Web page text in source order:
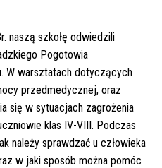
naszą szkołę odwiedzili
Pogotowia
W warsztatach dotyczących
przedmedycznej, oraz
się w sytuacjach zagrożenia
klas IV-VIII. Podczas
należy sprawdzać u człowieka
w jaki sposób można pomóc